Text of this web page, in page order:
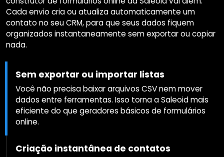
Cada envio cria ou atualiza automaticamente um
contato no seu CRM, para que seus dados fiquem
organizados instantaneamente sem exportar ou copiar
nada.
Sem exportar ou importar listas
Você não precisa baixar arquivos CSV nem mover
dados entre ferramentas. Isso torna a Saleoid mais
eficiente do que geradores básicos de formulários
online.
Criação instantânea de contatos